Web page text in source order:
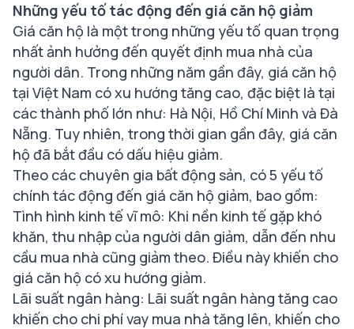
Những yếu tố tác động đến giá căn hộ giảm
Giá căn hộ là một trong những yếu tố quan trọng
nhất ảnh hưởng đến quyết định mua nhà của
người dân. Trong những năm gần đây, giá căn hộ
tại Việt Nam có xu hướng tăng cao, đặc biệt là tại
các thành phố lớn như: Hà Nội, Hồ Chí Minh và Đà
Nẵng. Tuy nhiên, trong thời gian gần đây, giá căn
hộ đã bắt đầu có dấu hiệu giảm.
Theo các chuyên gia bất động sản, có 5 yếu tố
chính tác động đến giá căn hộ giảm, bao gồm:
Tình hình kinh tế vĩ mô: Khi nền kinh tế gặp khó
khăn, thu nhập của người dân giảm, dẫn đến nhu
cầu mua nhà cũng giảm theo. Điều này khiến cho
giá căn hộ có xu hướng giảm.
Lãi suất ngân hàng: Lãi suất ngân hàng tăng cao
khiến cho chi phí vay mua nhà tăng lên, khiến cho